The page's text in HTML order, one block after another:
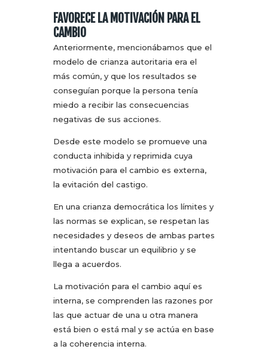
FAVORECE LA MOTIVACIÓN PARA EL
CAMBIO
Anteriormente, mencionábamos que el
modelo de crianza autoritaria era el
más común, y que los resultados se
conseguían porque la persona tenía
miedo a recibir las consecuencias
negativas de sus acciones.
Desde este modelo se promueve una
conducta inhibida y reprimida cuya
motivación para el cambio es externa,
la evitación del castigo.
En una crianza democrática los límites y
las normas se explican, se respetan las
necesidades y deseos de ambas partes
intentando buscar un equilibrio y se
llega a acuerdos.
La motivación para el cambio aquí es
interna, se comprenden las razones por
las que actuar de una u otra manera
está bien o está mal y se actúa en base
a la coherencia interna.